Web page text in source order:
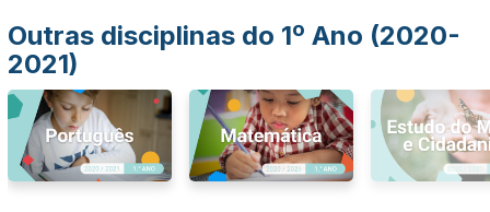
Outras disciplinas do 1º Ano (2020-
2021)